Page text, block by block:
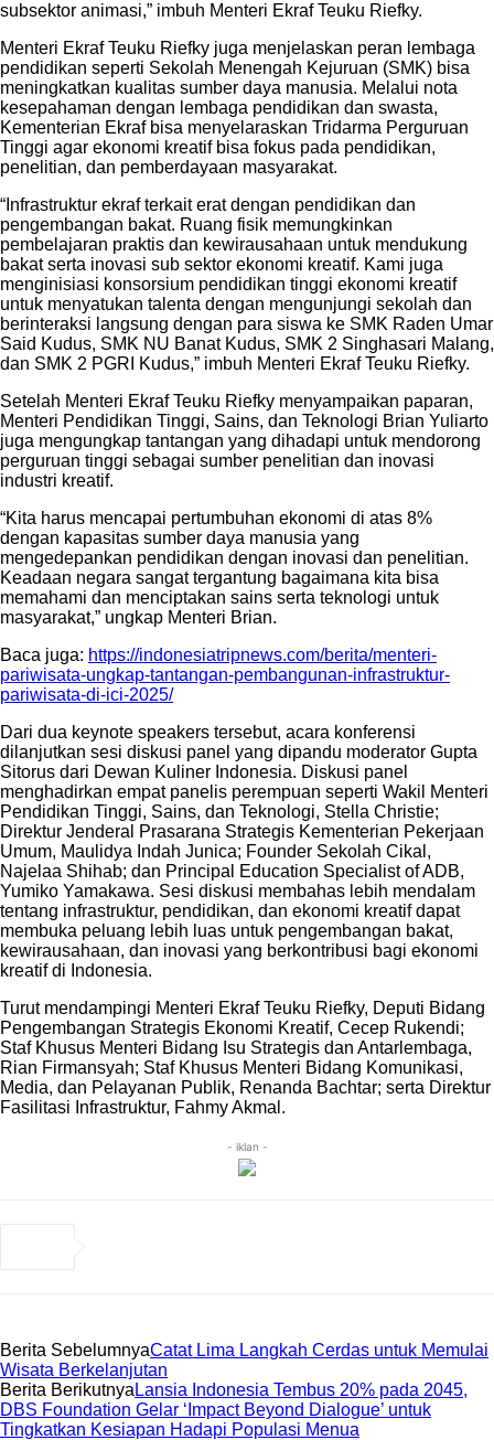
subsektor animasi,” imbuh Menteri Ekraf Teuku Riefky.
Menteri Ekraf Teuku Riefky juga menjelaskan peran lembaga
pendidikan seperti Sekolah Menengah Kejuruan (SMK) bisa
meningkatkan kualitas sumber daya manusia. Melalui nota
kesepahaman dengan lembaga pendidikan dan swasta,
Kementerian Ekraf bisa menyelaraskan Tridarma Perguruan
Tinggi agar ekonomi kreatif bisa fokus pada pendidikan,
penelitian, dan pemberdayaan masyarakat.
“Infrastruktur ekraf terkait erat dengan pendidikan dan
pengembangan bakat. Ruang fisik memungkinkan
pembelajaran praktis dan kewirausahaan untuk mendukung
bakat serta inovasi sub sektor ekonomi kreatif. Kami juga
menginisiasi konsorsium pendidikan tinggi ekonomi kreatif
untuk menyatukan talenta dengan mengunjungi sekolah dan
berinteraksi langsung dengan para siswa ke SMK Raden Umar
Said Kudus, SMK NU Banat Kudus, SMK 2 Singhasari Malang,
dan SMK 2 PGRI Kudus,” imbuh Menteri Ekraf Teuku Riefky.
Setelah Menteri Ekraf Teuku Riefky menyampaikan paparan,
Menteri Pendidikan Tinggi, Sains, dan Teknologi Brian Yuliarto
juga mengungkap tantangan yang dihadapi untuk mendorong
perguruan tinggi sebagai sumber penelitian dan inovasi
industri kreatif.
“Kita harus mencapai pertumbuhan ekonomi di atas 8%
dengan kapasitas sumber daya manusia yang
mengedepankan pendidikan dengan inovasi dan penelitian.
Keadaan negara sangat tergantung bagaimana kita bisa
memahami dan menciptakan sains serta teknologi untuk
masyarakat,” ungkap Menteri Brian.
Baca juga: https://indonesiatripnews.com/berita/menteri-
pariwisata-ungkap-tantangan-pembangunan-infrastruktur-
pariwisata-di-ici-2025/
Dari dua keynote speakers tersebut, acara konferensi
dilanjutkan sesi diskusi panel yang dipandu moderator Gupta
Sitorus dari Dewan Kuliner Indonesia. Diskusi panel
menghadirkan empat panelis perempuan seperti Wakil Menteri
Pendidikan Tinggi, Sains, dan Teknologi, Stella Christie;
Direktur Jenderal Prasarana Strategis Kementerian Pekerjaan
Umum, Maulidya Indah Junica; Founder Sekolah Cikal,
Najelaa Shihab; dan Principal Education Specialist of ADB,
Yumiko Yamakawa. Sesi diskusi membahas lebih mendalam
tentang infrastruktur, pendidikan, dan ekonomi kreatif dapat
membuka peluang lebih luas untuk pengembangan bakat,
kewirausahaan, dan inovasi yang berkontribusi bagi ekonomi
kreatif di Indonesia.
Turut mendampingi Menteri Ekraf Teuku Riefky, Deputi Bidang
Pengembangan Strategis Ekonomi Kreatif, Cecep Rukendi;
Staf Khusus Menteri Bidang Isu Strategis dan Antarlembaga,
Rian Firmansyah; Staf Khusus Menteri Bidang Komunikasi,
Media, dan Pelayanan Publik, Renanda Bachtar; serta Direktur
Fasilitasi Infrastruktur, Fahmy Akmal.
- iklan -
Berita SebelumnyaCatat Lima Langkah Cerdas untuk Memulai
Wisata Berkelanjutan
Berita Berikutnya Lansia Indonesia Tembus 20% pada 2045,
DBS Foundation Gelar ‘Impact Beyond Dialogue’ untuk
Tingkatkan Kesiapan Hadapi Populasi Menua